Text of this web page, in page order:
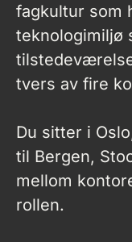
fagkultur som
teknologimiljø
tvers av fire
Du sitter i
til Bergen,
mellom
rollen.